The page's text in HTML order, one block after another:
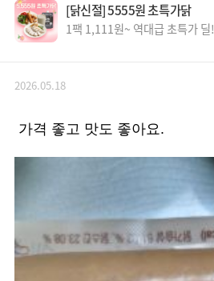
[닭신절] 5555원 초특가닭
1팩 1,111원~ 역대급 초특가 딜!
2026.05.18
가격 좋고 맛도 좋아요.